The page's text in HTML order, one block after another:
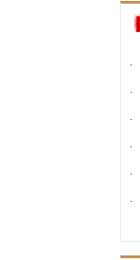
·
·
·
·
·
·